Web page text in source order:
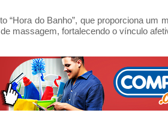
“Hora do Banho”, que proporciona um
massagem, fortalecendo o vínculo